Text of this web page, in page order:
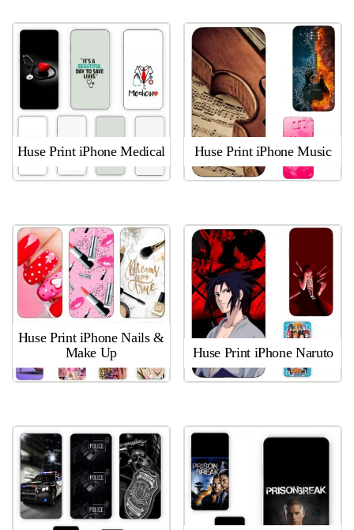
Huse Print iPhone Medical Huse Print iPhone Music
Huse Print iPhone Nails &
Make Up
Huse Print iPhone Naruto